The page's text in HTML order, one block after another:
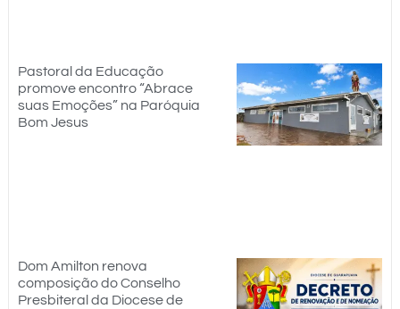
Pastoral da Educação
promove encontro “Abrace
suas Emoções” na Paróquia
Bom Jesus
Dom Amilton renova
composição do Conselho
Presbiteral da Diocese de